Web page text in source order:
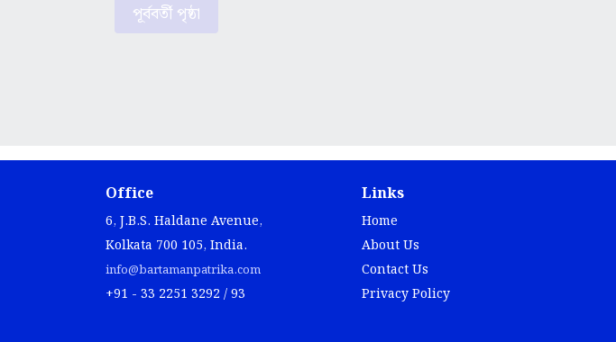
পূর্ববর্তী পৃষ্ঠা
Office
6, J.B.S. Haldane Avenue,
Kolkata 700 105, India.
info@bartamanpatrika.com
+91 - 33 2251 3292 / 93
Links
Home
About Us
Contact Us
Privacy Policy